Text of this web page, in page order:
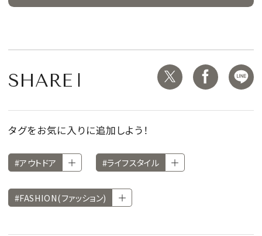
SHARE
タグをお気に入りに追加しよう！
#アウトドア #ライフスタイル
#FASHION(ファッション)